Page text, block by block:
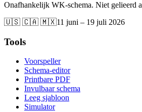
Onafhankelijk WK-schema. Niet gelieerd
🇺🇸 🇨🇦 🇲🇽11 juni – 19 juli 2026
Tools
Voorspeller
Schema-editor
Printbare PDF
Invulbaar schema
Leeg sjabloon
Simulator